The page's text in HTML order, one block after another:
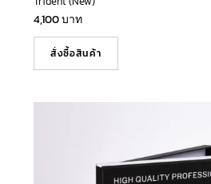
4,100บาท
สั่งซื้อสินค้า